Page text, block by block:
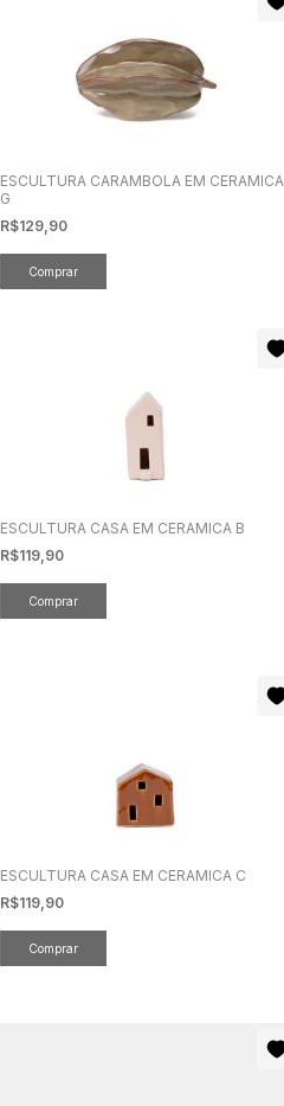
ESCULTURA CARAMBOLA EM CERAMICA
G
R$129,90
ESCULTURA CASA EM CERAMICA B
R$119,90
ESCULTURA CASA EM CERAMICA C
R$119,90